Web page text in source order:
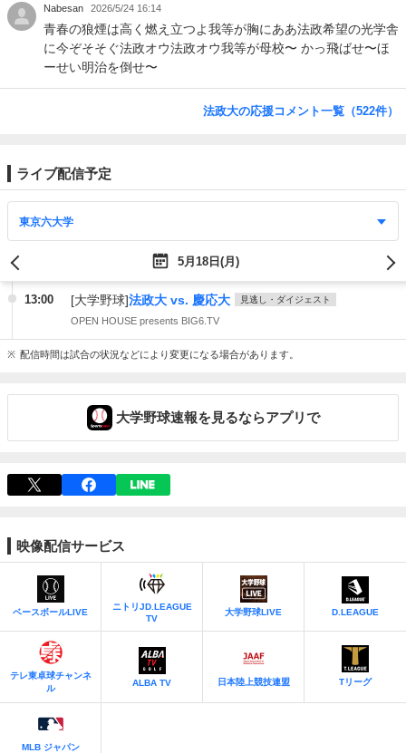
Nabesan 2026/5/24 16:14
青春の狼煙は高く燃え立つよ我等が胸にああ法政希望の光学舎
に今ぞそそぐ法政オウ法政オウ我等が母校〜 かっ飛ばせ〜ほ
ーせい明治を倒せ〜
法政大の応援コメント一覧（522件）
ライブ配信予定
5月18日(月)
13:00 [大学野球]法政大 vs. 慶応大 見逃し・ダイジェスト
OPEN HOUSE presents BIG6.TV
配信時間は試合の状況などにより変更になる場合があります。
大学野球速報を見るならアプリで
映像配信サービス
ベースボールLIVE
ニトリJD.LEAGUE
TV
大学野球LIVE D.LEAGUE
テレ東卓球チャンネ
ル
ALBA TV 日本陸上競技連盟 Tリーグ
MLB ジャパン